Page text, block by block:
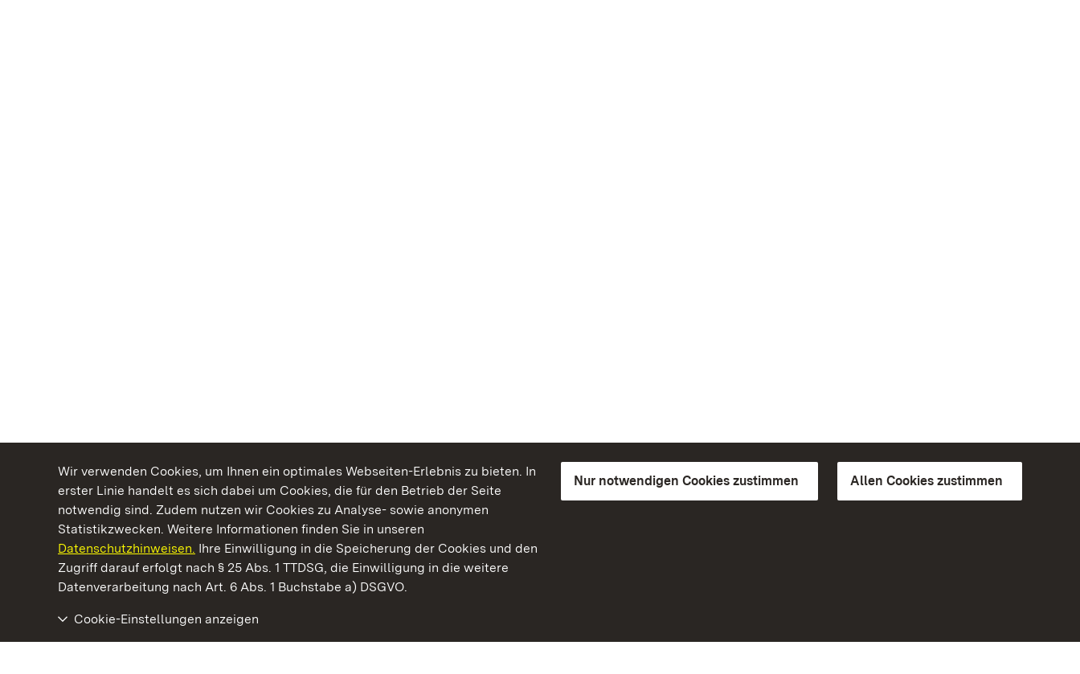
Wir verwenden Cookies, um Ihnen ein optimales Webseiten-Erlebnis zu bieten. In
erster Linie handelt es sich dabei um Cookies, die für den Betrieb der Seite
notwendig sind. Zudem nutzen wir Cookies zu Analyse- sowie anonymen
Statistikzwecken. Weitere Informationen finden Sie in unseren
Datenschutzhinweisen. Ihre Einwilligung in die Speicherung der Cookies und den
Zugriff darauf erfolgt nach § 25 Abs. 1 TTDSG, die Einwilligung in die weitere
Datenverarbeitung nach Art. 6 Abs. 1 Buchstabe a) DSGVO.
Nur notwendigen Cookies zustimmen Allen Cookies zustimmen
Cookie-Einstellungen anzeigen
Kommen. Staunen. Genießen.